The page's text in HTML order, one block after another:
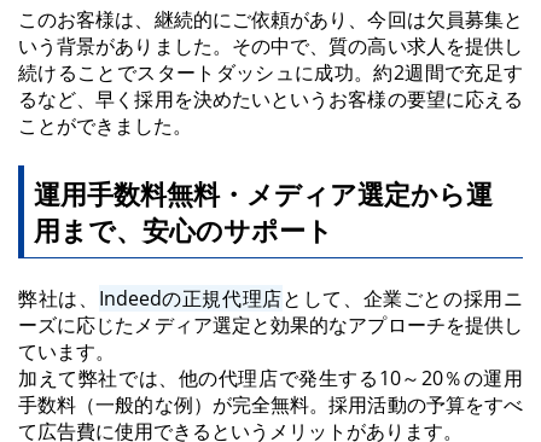
このお客様は、継続的にご依頼があり、今回は欠員募集と
いう背景がありました。その中で、質の高い求人を提供し
続けることでスタートダッシュに成功。約2週間で充足す
るなど、早く採用を決めたいというお客様の要望に応える
ことができました。
運用手数料無料・メディア選定から運
用まで、安心のサポート
弊社は、 Indeedの正規代理店として、企業ごとの採用ニ
ーズに応じたメディア選定と効果的なアプローチを提供し
ています。
加えて弊社では、他の代理店で発生する10～20％の運用
手数料（一般的な例）が完全無料。採用活動の予算をすべ
て広告費に使用できるというメリットがあります。